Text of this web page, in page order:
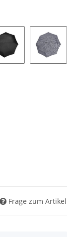
Frage zum Artikel